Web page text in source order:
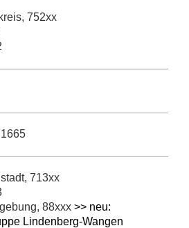
752xx
713xx
88xxx >> neu:
Lindenberg-Wangen